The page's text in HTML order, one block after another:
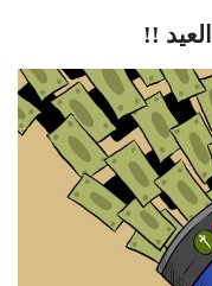
!!